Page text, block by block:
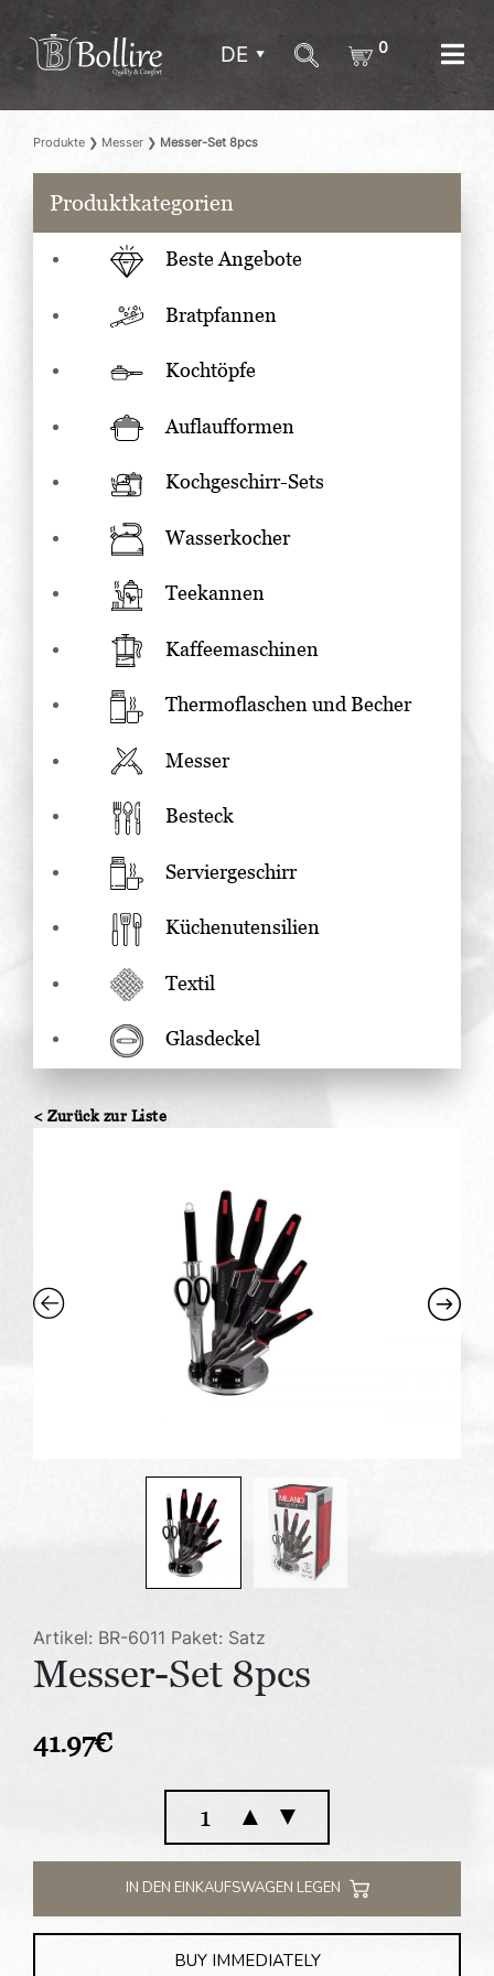
DE 0
Produkte ❯ Messer ❯ Messer-Set 8pcs
Produktkategorien
Beste Angebote
Bratpfannen
Kochtöpfe
Auflaufformen
Kochgeschirr-Sets
Wasserkocher
Teekannen
Kaffeemaschinen
Thermoflaschen und Becher
Messer
Besteck
Serviergeschirr
Küchenutensilien
Textil
Glasdeckel
< Zurück zur Liste
Artikel: BR-6011 Paket: Satz
Messer-Set 8pcs
41.97€
Messer-
8pcs
Menge
▲ ▼
IN DEN EINKAUFSWAGEN LEGEN
BUY IMMEDIATELY